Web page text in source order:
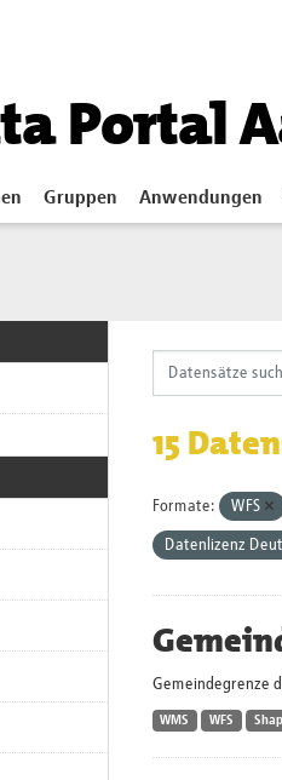
Portal
Gruppen Anwendungen
15
Formate: WFS
Datenlizenz
Gemeindegrenze
WMS WFS